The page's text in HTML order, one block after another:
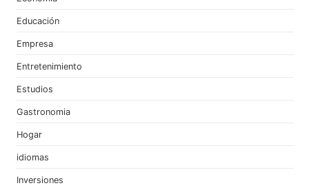
Educación
Empresa
Entretenimiento
Estudios
Gastronomia
Hogar
idiomas
Inversiones